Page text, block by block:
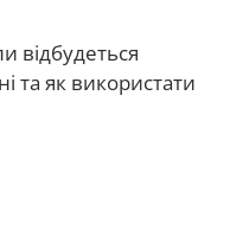
відбудеться
та як використати